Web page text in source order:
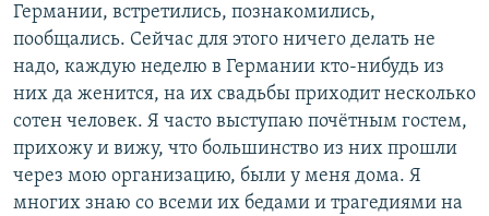
Германии, встретились, познакомились,
пообщались. Сейчас для этого ничего делать не
надо, каждую неделю в Германии кто-нибудь из
них да женится, на их свадьбы приходит несколько
сотен человек. Я часто выступаю почётным гостем,
прихожу и вижу, что большинство из них прошли
через мою организацию, были у меня дома. Я
многих знаю со всеми их бедами и трагедиями на